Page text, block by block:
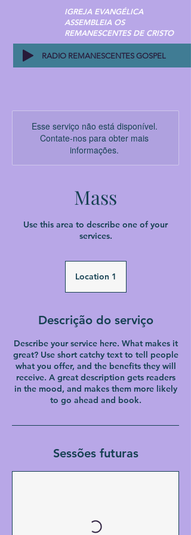
IGREJA EVANGÉLICA
ASSEMBLEIA OS
REMANESCENTES DE CRISTO
RADIO REMANESCENTES GOSPEL
Esse serviço não está disponível.
Contate-nos para obter mais
informações.
Mass
Use this area to describe one of your
services.
Location 1
Descrição do serviço
Describe your service here. What makes it
great? Use short catchy text to tell people
what you offer, and the benefits they will
receive. A great description gets readers
in the mood, and makes them more likely
to go ahead and book.
Sessões futuras